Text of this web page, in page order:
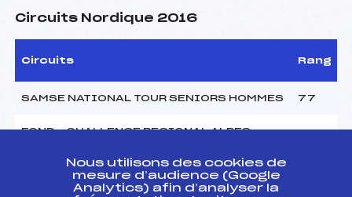
Circuits Nordique 2016
Circuits Rang
SAMSE NATIONAL TOUR SENIORS HOMMES 77
FOND – CHALLENGE REGIONAL ALPES
Résultats Nordique 2015
Nous utilisons des cookies de
mesure d’audience (Google
Analytics) afin d’analyser la